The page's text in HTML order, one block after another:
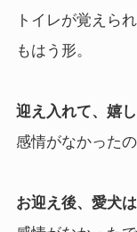
トイレが覚えら
もはう形。
迎え入れて、嬉
感情がなかった
お迎え後、愛犬